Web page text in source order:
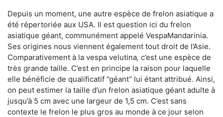
Depuis un moment, une autre espèce de frelon asiatique a
été répertoriée aux USA. Il est question ici du frelon
asiatique géant, communément appelé VespaMandarinia.
Ses origines nous viennent également tout droit de l’Asie.
Comparativement à la vespa velutina, c’est une espèce de
très grande taille. C’est en principe la raison pour laquelle
elle bénéficie de qualificatif ‘’géant’’ lui étant attribué. Ainsi,
on peut estimer la taille d’un frelon asiatique géant adulte à
jusqu’à 5 cm avec une largeur de 1,5 cm. C’est sans
contexte le frelon le plus gros au monde à ce jour selon